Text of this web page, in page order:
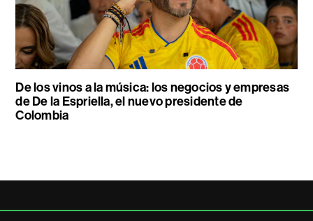
De los vinos a la música: los negocios y empresas
de De la Espriella, el nuevo presidente de
Colombia